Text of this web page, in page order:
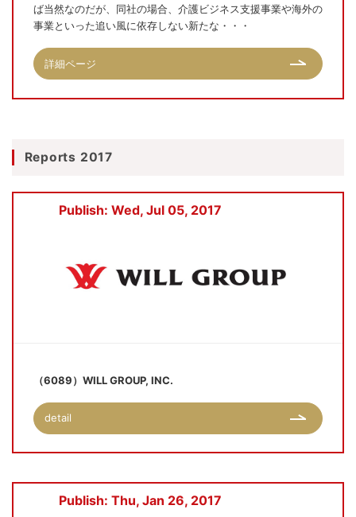
ば当然なのだが、同社の場合、介護ビジネス支援事業や海外の
事業といった追い風に依存しない新たな・・・
詳細ページ
Reports 2017
Publish: Wed, Jul 05, 2017
（6089）WILL GROUP, INC.
detail
Publish: Thu, Jan 26, 2017